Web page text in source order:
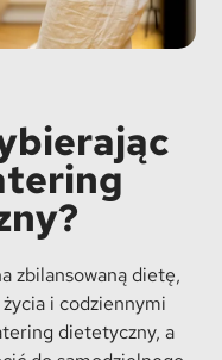
zbilansowaną dietę,
i codziennymi
dietetyczny, a